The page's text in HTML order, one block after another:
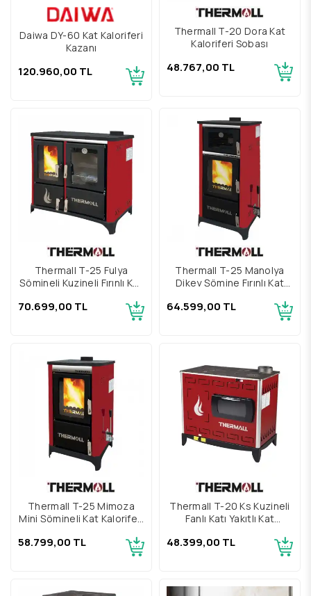
Daiwa DY-60 Kat Kaloriferi
Kazanı
120.960,00 TL
Thermall T-20 Dora Kat
Kaloriferi Sobası
48.767,00 TL
Thermall T-25 Fulya
Şömineli Kuzineli Fırınlı Kat
70.699,00 TL
Thermall T-25 Manolya
Dikey Şömine Fırınlı Kat
64.599,00 TL
Thermall T-25 Mimoza
Mini Şömineli Kat Kaloriferi
58.799,00 TL
Thermall T-20 Ks Kuzineli
Fanlı Katı Yakıtlı Kat
48.399,00 TL